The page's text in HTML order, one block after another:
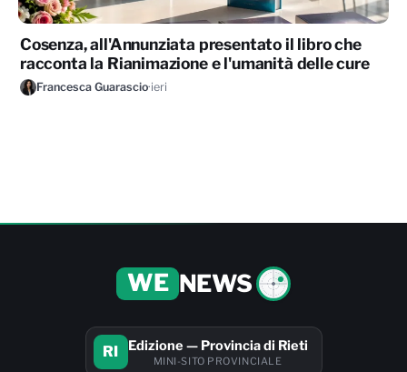
Cosenza, all'Annunziata presentato il libro che
racconta la Rianimazione e l'umanità delle cure
Francesca Guarascio·ieri
WE NEWS
RI Edizione — Provincia di Rieti
MINI-SITO PROVINCIALE